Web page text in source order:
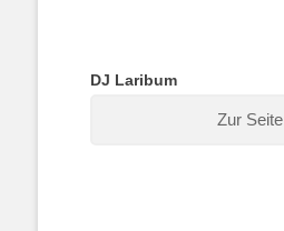
DJ Laribum
Zur Seite